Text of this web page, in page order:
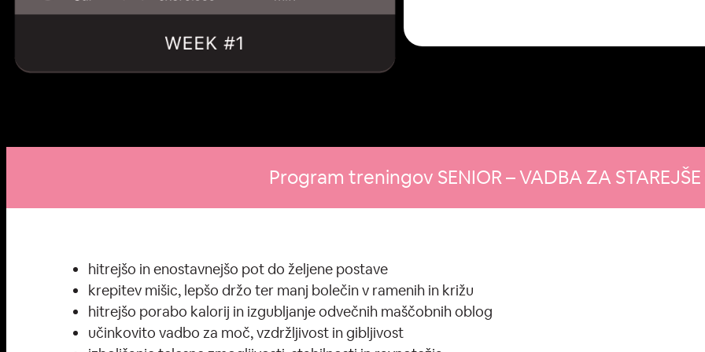
Program treningov SENIOR – VADBA ZA
hitrejšo in enostavnejšo pot do željene postave
krepitev mišic, lepšo držo ter manj bolečin v ramenih in križu
hitrejšo porabo kalorij in izgubljanje odvečnih maščobnih oblog
učinkovito vadbo za moč, vzdržljivost in gibljivost